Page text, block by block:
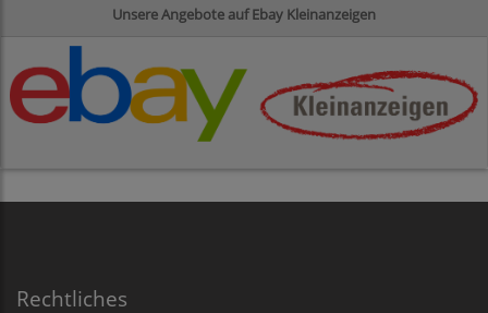
Unsere Angebote auf Ebay Kleinanzeigen
Rechtliches